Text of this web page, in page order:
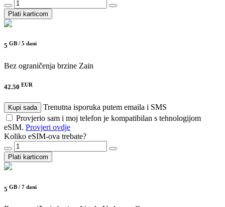
Plati karticom
5 GB / 5 dani
Bez ograničenja brzine Zain
42.50 EUR
Kupi sada
Trenutna isporuka putem emaila i SMS
Provjerio sam i moj telefon je kompatibilan s tehnologijom
eSIM. Provjeri ovdje
Koliko eSIM-ova trebate?
Plati karticom
5 GB / 7 dani